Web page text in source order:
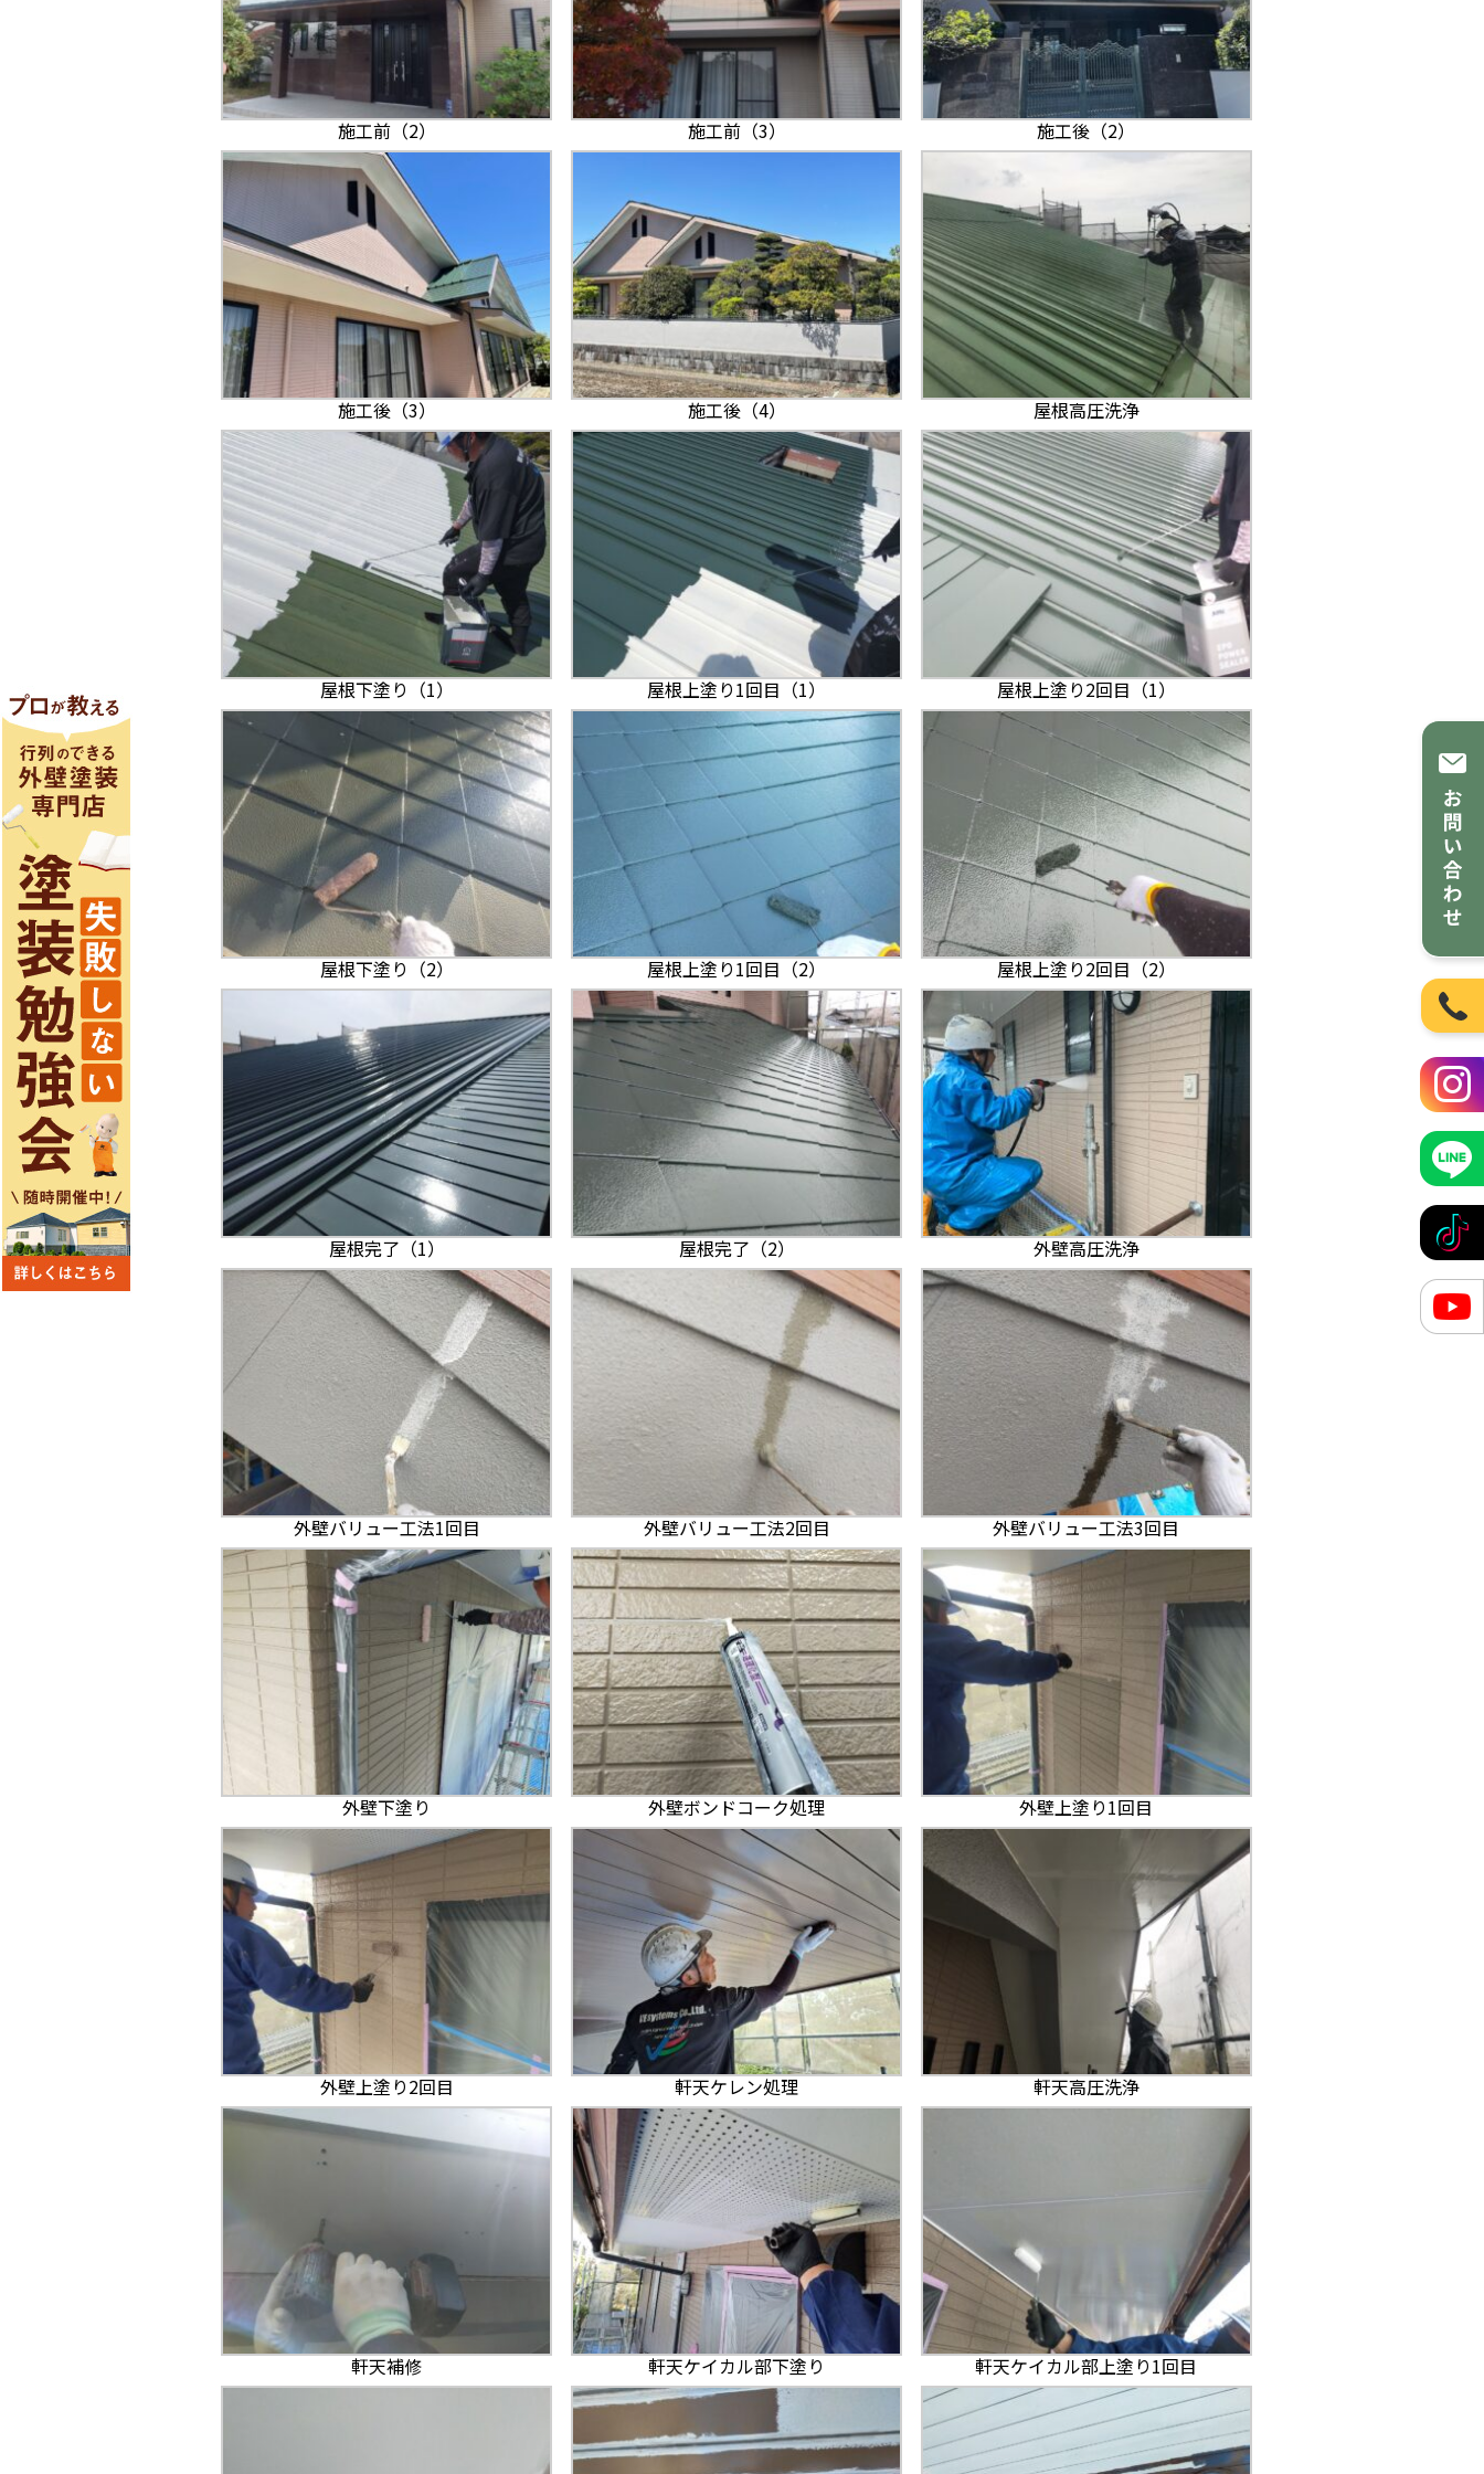
施工前（2） 施工前（3） 施工後（2）
施工後（3） 施工後（4） 屋根高圧洗浄
屋根下塗り（1） 屋根上塗り1回目（1） 屋根上塗り2回目（1）
屋根下塗り（2） 屋根上塗り1回目（2） 屋根上塗り2回目（2）
屋根完了（1） 屋根完了（2） 外壁高圧洗浄
外壁バリュー工法1回目 外壁バリュー工法2回目 外壁バリュー工法3回目
外壁下塗り 外壁ボンドコーク処理 外壁上塗り1回目
外壁上塗り2回目 軒天ケレン処理 軒天高圧洗浄
軒天補修 軒天ケイカル部下塗り 軒天ケイカル部上塗り1回目